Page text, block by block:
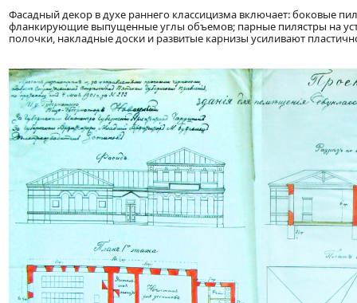
Фасадный декор в духе раннего классицизма включает: боковые
фланкирующие выпущенные углы объемов; парные пилястры на
полочки, накладные доски и развитые карнизы усиливают